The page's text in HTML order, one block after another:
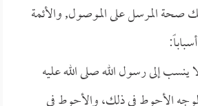
صحة المرسل على الموصول, والأئمة
ينسب إلى رسول الله صلى الله عليه